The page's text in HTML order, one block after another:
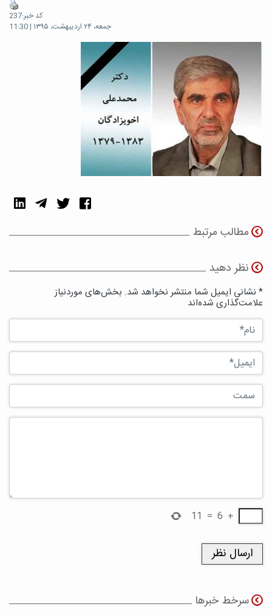
کد خبر:237
جمعه، ۲۴ اردیبهشت، ۱۳۹۵ | 11:30
مطالب مرتبط
نظر دهید
* نشانی ایمیل شما منتشر نخواهد شد. بخش‌های موردنیاز
علامت‌گذاری شده‌اند
+
6
=
11
سرخط خبرها